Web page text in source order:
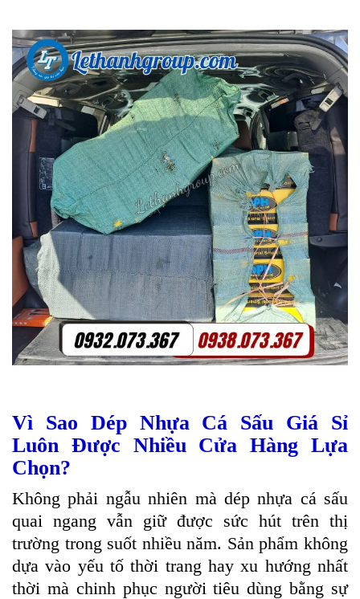
Vì Sao Dép Nhựa Cá Sấu Giá Sỉ
Luôn Được Nhiều Cửa Hàng Lựa
Chọn?
Không phải ngẫu nhiên mà dép nhựa cá sấu
quai ngang vẫn giữ được sức hút trên thị
trường trong suốt nhiều năm. Sản phẩm không
dựa vào yếu tố thời trang hay xu hướng nhất
thời mà chinh phục người tiêu dùng bằng sự